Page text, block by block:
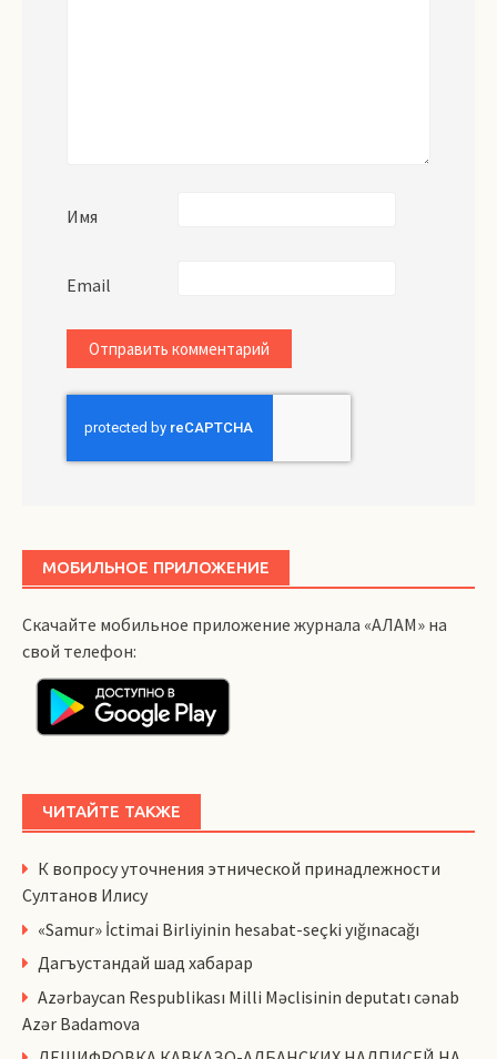
Имя
Email
МОБИЛЬНОЕ ПРИЛОЖЕНИЕ
Скачайте мобильное приложение журнала «АЛАМ» на
свой телефон:
ЧИТАЙТЕ ТАКЖЕ
К вопросу уточнения этнической принадлежности
Султанов Илису
«Samur» İctimai Birliyinin hesabat-seçki yığınacağı
Дагъустандай шад хабарар
Azərbaycan Respublikası Milli Məclisinin deputatı cənab
Azər Badamova